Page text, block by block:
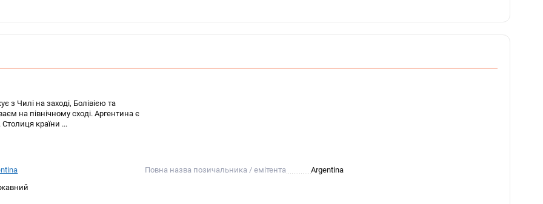
з Чилі на заході, Болівією та
на північному сході. Аргентина є
країни ...
Повна назва позичальника / емітента
Argentina